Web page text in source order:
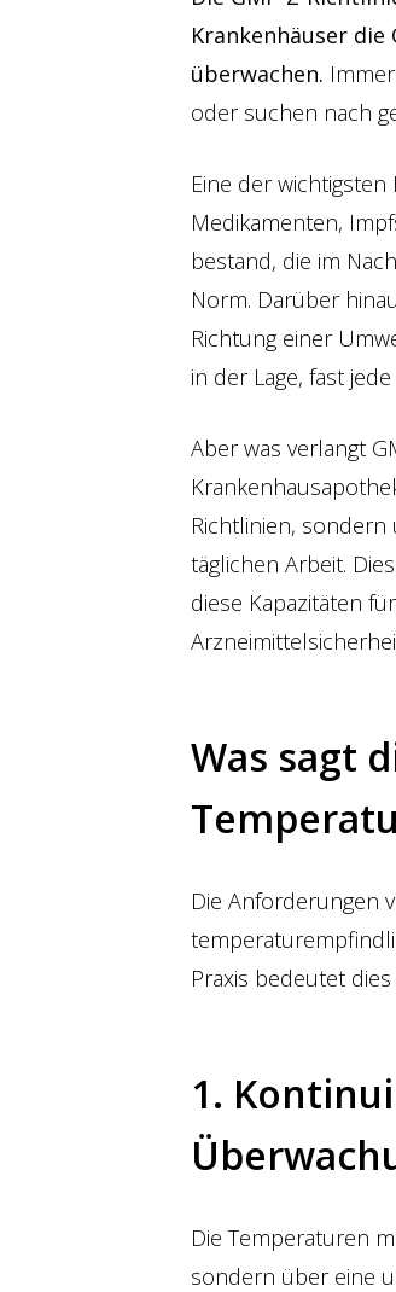
Krankenhäuser
überwachen.
oder suchen nach
Eine der
Medikamenten,
bestand, die im
Norm. Darüber
Richtung einer
in der Lage, fast
Aber was verlangt
Richtlinien,
täglichen Arbeit.
diese Kapazitäten
Was sagt
Die Anforderungen
Praxis bedeutet dies
1.
Die Temperaturen
sondern über eine